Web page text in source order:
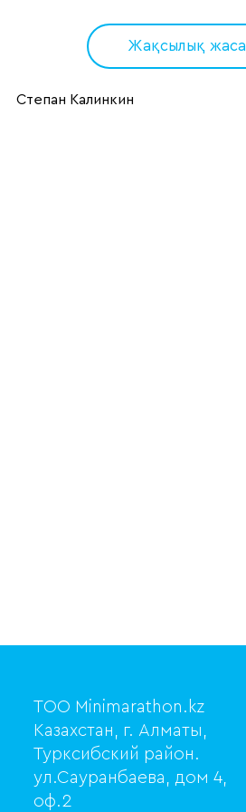
Жақсылық жаса
Степан Калинкин
ТОО Minimarathon.kz
Казахстан, г. Алматы,
Турксибский район.
ул.Сауранбаева, дом 4,
оф.2